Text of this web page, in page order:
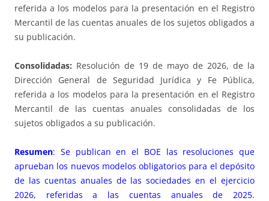
referida a los modelos para la presentación en el Registro
Mercantil de las cuentas anuales de los sujetos obligados a
su publicación.
Consolidadas: Resolución de 19 de mayo de 2026, de la
Dirección General de Seguridad Jurídica y Fe Pública,
referida a los modelos para la presentación en el Registro
Mercantil de las cuentas anuales consolidadas de los
sujetos obligados a su publicación.
Resumen: Se publican en el BOE las resoluciones que
aprueban los nuevos modelos obligatorios para el depósito
de las cuentas anuales de las sociedades en el ejercicio
2026, referidas a las cuentas anuales de 2025.